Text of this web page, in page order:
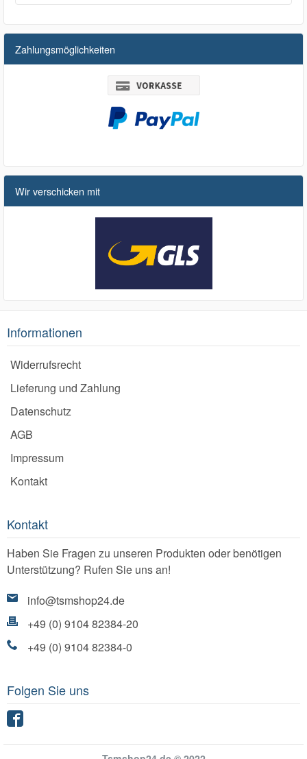
Zahlungsmöglichkeiten
Wir verschicken mit
Informationen
Widerrufsrecht
Lieferung und Zahlung
Datenschutz
AGB
Impressum
Kontakt
Kontakt
Haben Sie Fragen zu unseren Produkten oder benötigen
Unterstützung? Rufen Sie uns an!
info@tsmshop24.de
+49 (0) 9104 82384-20
+49 (0) 9104 82384-0
Folgen Sie uns